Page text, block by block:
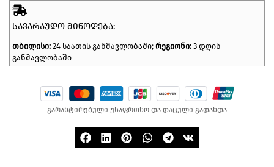
ᲡᲐᲕᲐᲠᲐᲣᲓᲝ ᲛᲘᲬᲝᲓᲔᲑᲐ:
თბილისი: 24 საათის განმავლობაში; რეგიონი: 3 დღის
განმავლობაში
გარანტირებული უსაფრთხო და დაცული გადახდა